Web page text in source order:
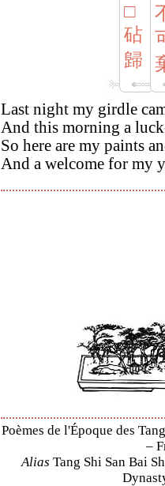
□
砧
歸
Last night my girdle
And this morning a
So here are my paints
And a welcome for my
Poèmes de l'Époque des
–
Alias Tang Shi San Bai